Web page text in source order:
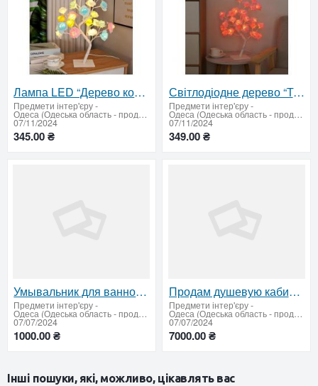
Лампа LED “Дерево кольорові троянди” (тепле світло) 220V
Предмети інтер'єру-
Одеса (Одеська область - продати купити)
07/11/2024
345.00 ₴
Світлодіодне дерево “Троянди” 05 (24 LED тепле світло, 220V)
Предмети інтер'єру-
Одеса (Одеська область - продати купити)
07/11/2024
349.00 ₴
Умывальник для ванной б/у
Предмети інтер'єру-
Одеса (Одеська область - продати купити)
07/07/2024
1000.00 ₴
Продам душевую кабину (бокс) б/у
Предмети інтер'єру-
Одеса (Одеська область - продати купити)
07/07/2024
7000.00 ₴
Інші пошуки, які, можливо, цікавлять вас